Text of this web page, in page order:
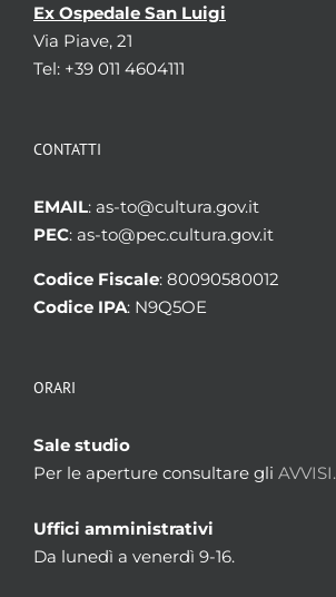
Ex Ospedale San Luigi
Via Piave, 21
Tel: +39 011 4604111
CONTATTI
EMAIL: as-to@cultura.gov.it
PEC: as-to@pec.cultura.gov.it
Codice Fiscale: 80090580012
Codice IPA: N9Q5OE
ORARI
Sale studio
Per le aperture consultare gli AVVISI.
Uffici amministrativi
Da lunedì a venerdì 9-16.